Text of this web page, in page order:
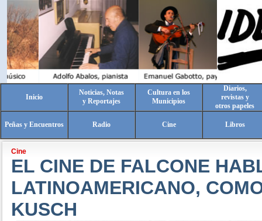
Inicio
Noticias, Notas
y Reportajes
Cultura en los
Municipios
Diarios,
revistas y
otros papeles
Peñas y Encuentros Radio Cine Libros
Cine
EL CINE DE FALCONE
LATINOAMERICANO,
KUSCH